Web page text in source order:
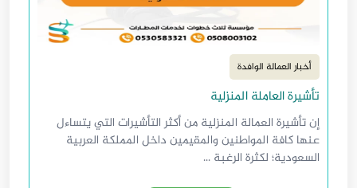
أخبار العمالة الوافدة
تأشيرة العاملة المنزلية
إن تأشيرة العمالة المنزلية من أكثر التأشيرات التي يتساءل
عنها كافة المواطنين والمقيمين داخل المملكة العربية
السعودية؛ لكثرة الرغبة ...